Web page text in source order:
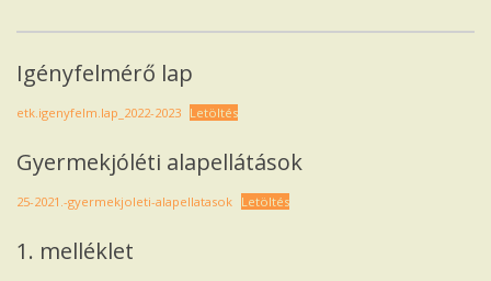
Igényfelmérő lap
etk.igenyfelm.lap_2022-2023 Letöltés
Gyermekjóléti alapellátások
25-2021.-gyermekjoleti-alapellatasok Letöltés
1. melléklet